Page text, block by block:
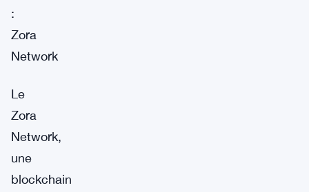
:
Zora
Network
Le
Zora
Network,
une
blockchain